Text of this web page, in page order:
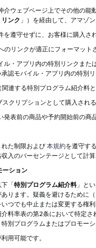
介ウェブページ上でその他の
リンク 」）を経由して、アマゾ
遵守せずに、お客様に購入さ
のリンクが適正にフォーマッ
ル・アプリ内の特別リンクま
認モバイル・アプリ内の特別
連する特別プログラム紹介料
クリプションとして購入され
発表前の商品や予約開始前の商
た制限および本規約を遵守す
入のパーセンテージとして計
ーション
「特別プログラム紹介料」と
ります。疑義を避けるために
つでも中止または変更する権
料率表の第2条において特定
別プログラムまたはプロモー
用可能です。